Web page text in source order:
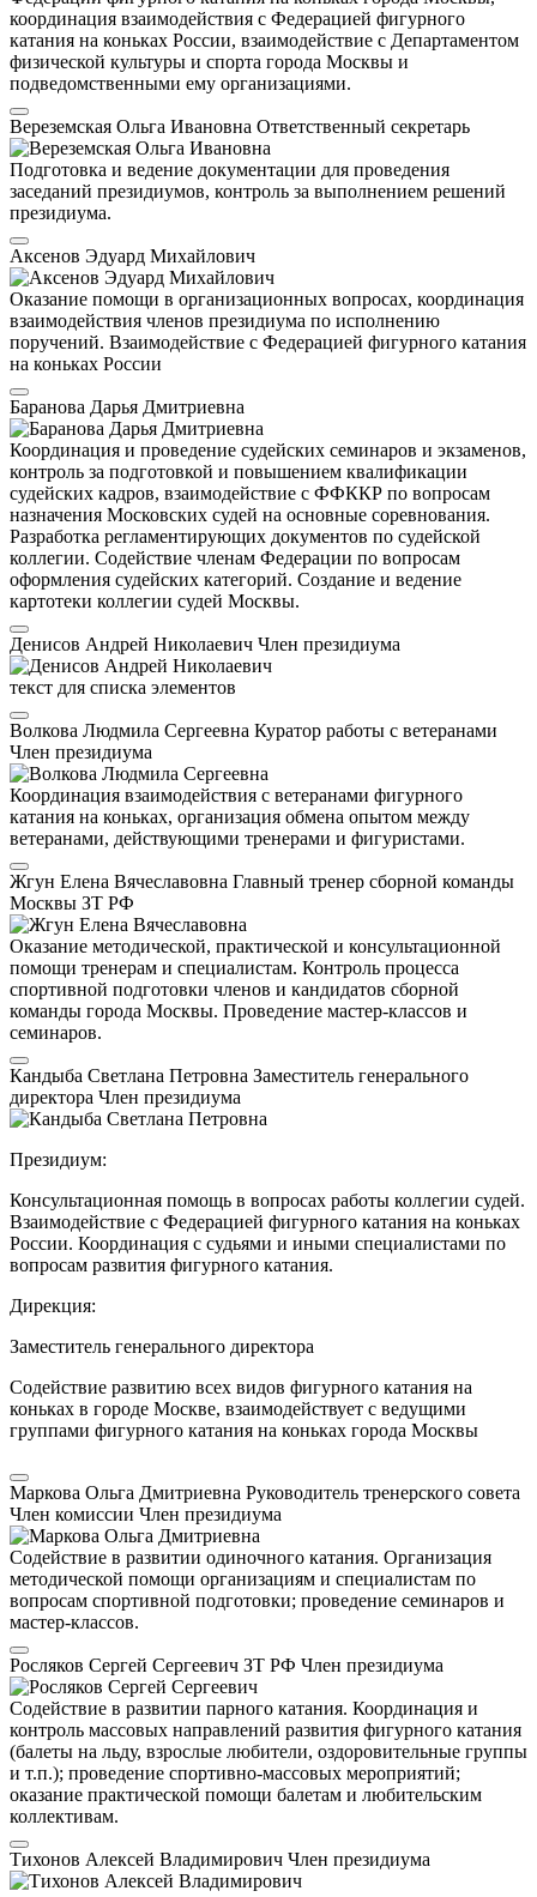
координация взаимодействия с Федерацией фигурного
катания на коньках России, взаимодействие с Департаментом
физической культуры и спорта города Москвы и
подведомственными ему организациями.
Вереземская Ольга Ивановна Ответственный секретарь
Подготовка и ведение документации для проведения
заседаний президиумов, контроль за выполнением решений
президиума.
Аксенов Эдуард Михайлович
Оказание помощи в организационных вопросах, координация
взаимодействия членов президиума по исполнению
поручений. Взаимодействие с Федерацией фигурного катания
на коньках России
Баранова Дарья Дмитриевна
Координация и проведение судейских семинаров и экзаменов,
контроль за подготовкой и повышением квалификации
судейских кадров, взаимодействие с ФФККР по вопросам
назначения Московских судей на основные соревнования.
Разработка регламентирующих документов по судейской
коллегии. Содействие членам Федерации по вопросам
оформления судейских категорий. Создание и ведение
картотеки коллегии судей Москвы.
Денисов Андрей Николаевич Член президиума
текст для списка элементов
Волкова Людмила Сергеевна Куратор работы с ветеранами
Член президиума
Координация взаимодействия с ветеранами фигурного
катания на коньках, организация обмена опытом между
ветеранами, действующими тренерами и фигуристами.
Жгун Елена Вячеславовна Главный тренер сборной команды
Москвы ЗТ РФ
Оказание методической, практической и консультационной
помощи тренерам и специалистам. Контроль процесса
спортивной подготовки членов и кандидатов сборной
команды города Москвы. Проведение мастер-классов и
семинаров.
Кандыба Светлана Петровна Заместитель генерального
директора Член президиума
Президиум:
Консультационная помощь в вопросах работы коллегии судей.
Взаимодействие с Федерацией фигурного катания на коньках
России. Координация с судьями и иными специалистами по
вопросам развития фигурного катания.
Дирекция:
Заместитель генерального директора
Содействие развитию всех видов фигурного катания на
коньках в городе Москве, взаимодействует с ведущими
группами фигурного катания на коньках города Москвы
Маркова Ольга Дмитриевна Руководитель тренерского совета
Член комиссии Член президиума
Содействие в развитии одиночного катания. Организация
методической помощи организациям и специалистам по
вопросам спортивной подготовки; проведение семинаров и
мастер-классов.
Росляков Сергей Сергеевич ЗТ РФ Член президиума
Содействие в развитии парного катания. Координация и
контроль массовых направлений развития фигурного катания
(балеты на льду, взрослые любители, оздоровительные группы
и т.п.); проведение спортивно-массовых мероприятий;
оказание практической помощи балетам и любительским
коллективам.
Тихонов Алексей Владимирович Член президиума